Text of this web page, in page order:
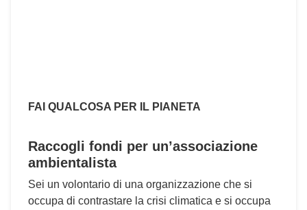
FAI QUALCOSA PER IL PIANETA
Raccogli fondi per un’associazione
ambientalista
Sei un volontario di una organizzazione che si
occupa di contrastare la crisi climatica e si occupa